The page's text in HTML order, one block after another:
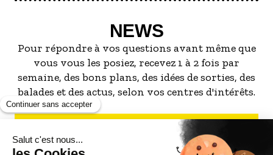
NEWS
Pour répondre à vos questions avant même que
vous vous les posiez, recevez 1 à 2 fois par
semaine, des bons plans, des idées de sorties, des
balades et des actus, selon vos centres d'intérêts.
S'INSCRIRE À LA NEWSLETTER